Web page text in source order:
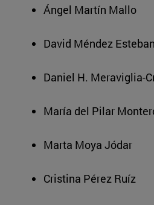
Ángel Martín Mallo
David Méndez Esteban
Daniel H. Meraviglia-
María del Pilar
Marta Moya Jódar
Cristina Pérez Ruíz